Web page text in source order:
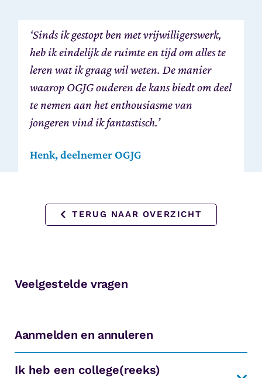
‘Sinds ik gestopt ben met vrijwilligerswerk,
heb ik eindelijk de ruimte en tijd om alles te
leren wat ik graag wil weten. De manier
waarop OGJG ouderen de kans biedt om deel
te nemen aan het enthousiasme van
jongeren vind ik fantastisch.’
Henk, deelnemer OGJG
TERUG NAAR OVERZICHT
Veelgestelde vragen
Aanmelden en annuleren
Ik heb een college(reeks)